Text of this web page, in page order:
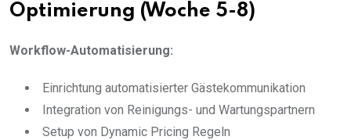
Optimierung (Woche 5-8)
Workflow-Automatisierung:
Einrichtung automatisierter Gästekommunikation
Integration von Reinigungs- und Wartungspartnern
Setup von Dynamic Pricing Regeln